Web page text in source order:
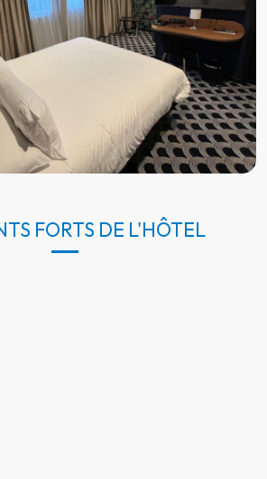
FORTS DE L'HÔTEL